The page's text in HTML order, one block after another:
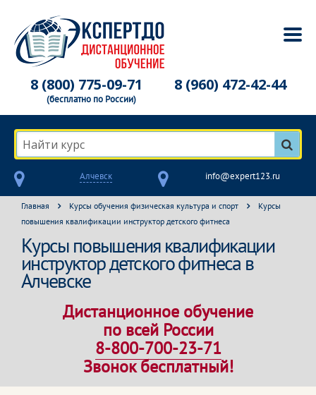
8 (800) 775-09-71
(бесплатно по России)
8 (960) 472-42-44
Найти курс
Алчевск info@expert123.ru
Главная Курсы обучения физическая культура и спорт
Курсы
повышения квалификации инструктор детского фитнеса
Курсы повышения квалификации
инструктор детского фитнеса в
Алчевске
Дистанционное обучение
по всей России
8-800-700-23-71
Звонок бесплатный!